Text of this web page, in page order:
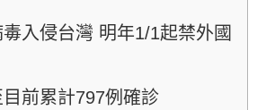
入侵台灣 明年1/1起禁外國
前累計797例確診